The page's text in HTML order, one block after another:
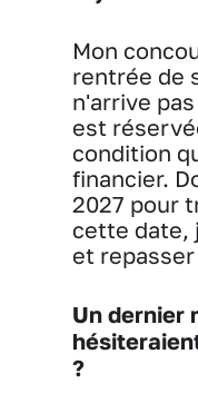
Mon
rentrée de
n'arrive
est
condition
financier.
2027 pour
cette date,
et
Un dernier
?